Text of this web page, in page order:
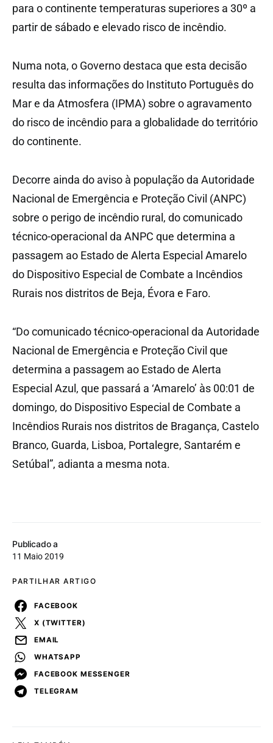
Publicado a
11 Maio 2019
PARTILHAR ARTIGO
FACEBOOK
X (TWITTER)
EMAIL
WHATSAPP
FACEBOOK MESSENGER
TELEGRAM
para o continente temperaturas superiores a 30º a
partir de sábado e elevado risco de incêndio.
Numa nota, o Governo destaca que esta decisão
resulta das informações do Instituto Português do
Mar e da Atmosfera (IPMA) sobre o agravamento
do risco de incêndio para a globalidade do território
do continente.
Decorre ainda do aviso à população da Autoridade
Nacional de Emergência e Proteção Civil (ANPC)
sobre o perigo de incêndio rural, do comunicado
técnico-operacional da ANPC que determina a
passagem ao Estado de Alerta Especial Amarelo
do Dispositivo Especial de Combate a Incêndios
Rurais nos distritos de Beja, Évora e Faro.
“Do comunicado técnico-operacional da Autoridade
Nacional de Emergência e Proteção Civil que
determina a passagem ao Estado de Alerta
Especial Azul, que passará a ‘Amarelo’ às 00:01 de
domingo, do Dispositivo Especial de Combate a
Incêndios Rurais nos distritos de Bragança, Castelo
Branco, Guarda, Lisboa, Portalegre, Santarém e
Setúbal”, adianta a mesma nota.